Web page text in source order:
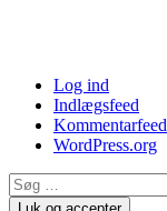
Log ind
Indlægsfeed
Kommentarfeed
WordPress.org
Søg
efter: